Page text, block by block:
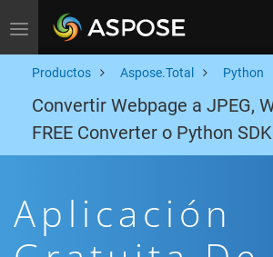
Toggle navigation
Productos Aspose.Total Python
Convertir Webpage a JPEG,
FREE Converter o Python SDK
Aplicación